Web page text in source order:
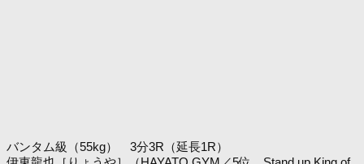
バンタム級（55kg） 3分3R（延長1R）